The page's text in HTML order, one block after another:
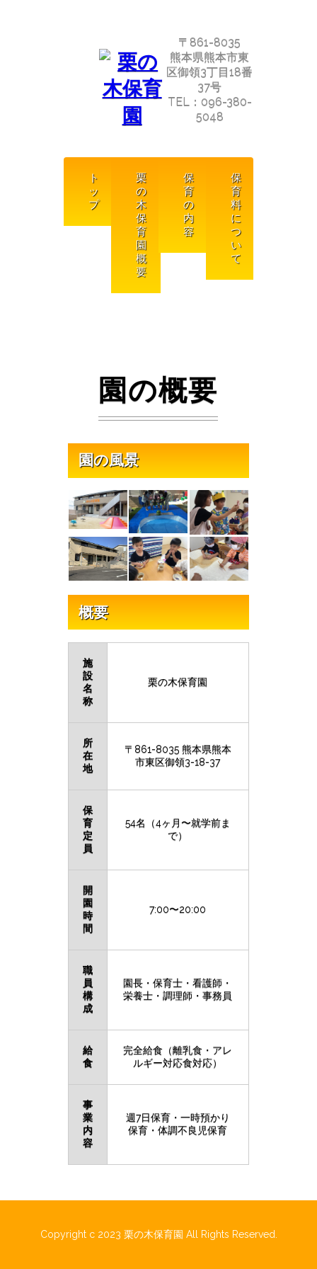
〒861-8035
熊本県熊本市東
区御領3丁目18番
37号
TEL：096-380-
5048
ト
ッ
プ
栗
の
木
保
育
園
概
要
保
育
の
内
容
保
育
料
に
つ
い
て
園の概要
園の風景
概要
施
設
名
称
栗の木保育園
所
在
地
〒861-8035 熊本県熊本
市東区御領3-18-37
保
育
定
員
54名（4ヶ月〜就学前ま
で）
開
園
時
間
7:00〜20:00
職
員
構
成
園長・保育士・看護師・
栄養士・調理師・事務員
給
食
完全給食（離乳食・アレ
ルギー対応食対応）
事
業
内
容
週7日保育・一時預かり
保育・体調不良児保育
Copyright c 2023 栗の木保育園 All Rights Reserved.